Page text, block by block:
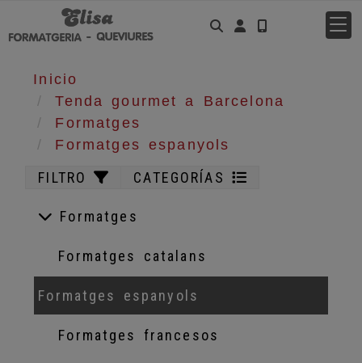
Identifícat
Inicio
Tenda gourmet a Barcelona
Formatges
Formatges espanyols
FILTRO CATEGORÍAS
Formatges
Formatges catalans
Formatges espanyols
Formatges francesos